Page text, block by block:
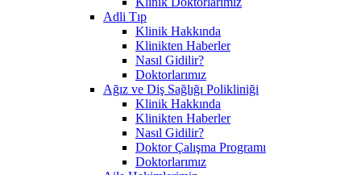
Adli Tıp
Klinik Hakkında
Klinikten Haberler
Nasıl Gidilir?
Doktorlarımız
Ağız ve Diş Sağlığı Polikliniği
Klinik Hakkında
Klinikten Haberler
Nasıl Gidilir?
Doktor Çalışma Programı
Doktorlarımız